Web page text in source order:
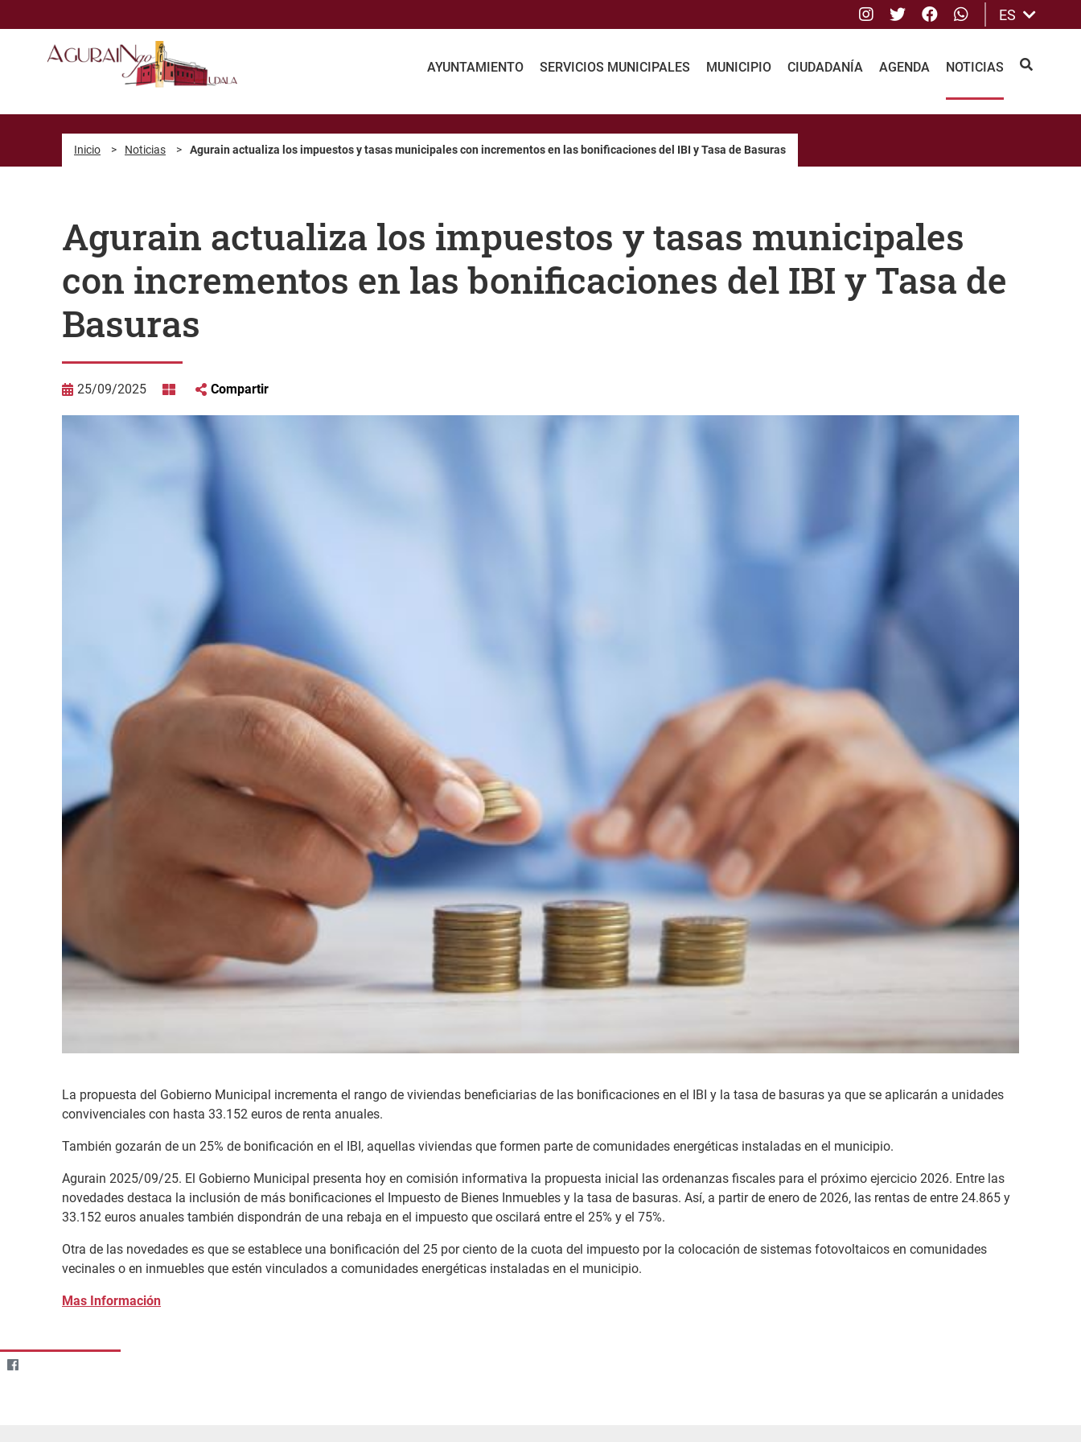
Instagram
TwitterFacebook
whatsApp
ES
AYUNTAMIENTO SERVICIOS MUNICIPALES MUNICIPIO CIUDADANÍA AGENDA NOTICIAS BUSCAR
Inicio > Noticias > Agurain actualiza los impuestos y tasas municipales con incrementos en las bonificaciones del IBI y Tasa de Basuras
Agurain actualiza los impuestos y tasas municipales
con incrementos en las bonificaciones del IBI y Tasa de
Basuras
25/09/2025 Compartir
La propuesta del Gobierno Municipal incrementa el rango de viviendas beneficiarias de las bonificaciones en el IBI y la tasa de basuras ya que se aplicarán a unidades
convivenciales con hasta 33.152 euros de renta anuales.
También gozarán de un 25% de bonificación en el IBI, aquellas viviendas que formen parte de comunidades energéticas instaladas en el municipio.
Agurain 2025/09/25. El Gobierno Municipal presenta hoy en comisión informativa la propuesta inicial las ordenanzas fiscales para el próximo ejercicio 2026. Entre las
novedades destaca la inclusión de más bonificaciones el Impuesto de Bienes Inmuebles y la tasa de basuras. Así, a partir de enero de 2026, las rentas de entre 24.865 y
33.152 euros anuales también dispondrán de una rebaja en el impuesto que oscilará entre el 25% y el 75%.
Otra de las novedades es que se establece una bonificación del 25 por ciento de la cuota del impuesto por la colocación de sistemas fotovoltaicos en comunidades
vecinales o en inmuebles que estén vinculados a comunidades energéticas instaladas en el municipio.
Mas Información